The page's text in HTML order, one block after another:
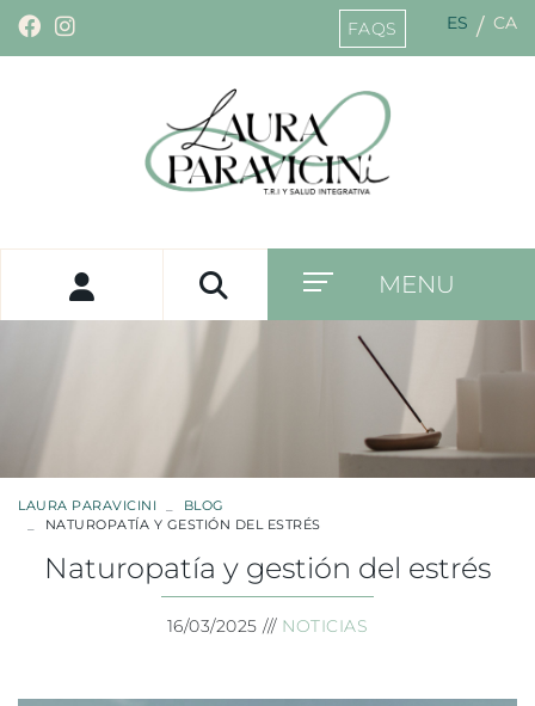
FAQS ES / CA
MENU
LAURA PARAVICINI
BLOG
NATUROPATÍA Y GESTIÓN DEL ESTRÉS
Naturopatía y gestión del estrés
16/03/2025 /// NOTICIAS